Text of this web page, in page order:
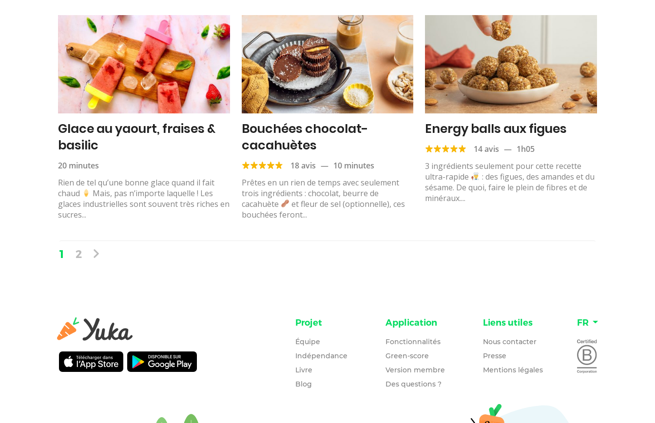
Glace au yaourt, fraises &
basilic
20 minutes
Rien de tel qu’une bonne glace quand il fait
chaud
Mais, pas n’importe laquelle ! Les
glaces industrielles sont souvent très riches en
sucres...
Bouchées chocolat-
cacahuètes
18 avis — 10 minutes
Prêtes en un rien de temps avec seulement
trois ingrédients : chocolat, beurre de
cacahuète
et fleur de sel (optionnelle), ces
bouchées feront...
Energy balls aux figues
14 avis — 1h05
3 ingrédients seulement pour cette recette
ultra-rapide
: des figues, des amandes et du
sésame. De quoi, faire le plein de fibres et de
minéraux....
1 2
Projet
Équipe
Indépendance
Livre
Blog
Application
Fonctionnalités
Green-score
Version membre
Des questions ?
Liens utiles
Nous contacter
Presse
Mentions légales
FR